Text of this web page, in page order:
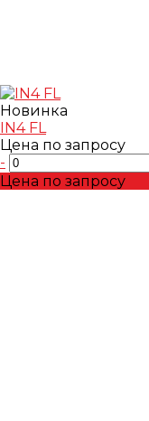
Новинка
IN4 FL
Цена по запросу
-
Цена по запросу